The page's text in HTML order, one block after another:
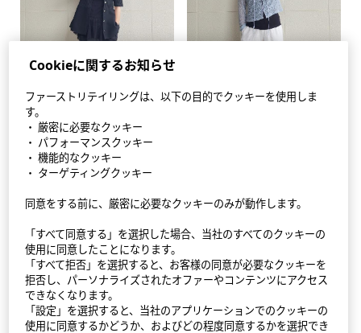
StyleHint アプリ
利用規約
プライバシーポリシー（外部送信ポリシーを含む）
サイトマップ
Cookieに関するお知らせ
ファーストリテイリングは、以下の目的でクッキーを使用しま
す。
・ 厳密に必要なクッキー
・ パフォーマンスクッキー
・ 機能的なクッキー
・ ターゲティングクッキー
同意をする前に、厳密に必要なクッキーのみが動作します。
「すべて同意する」を選択した場合、当社のすべてのクッキーの
使用に同意したことになります。
「すべて拒否」を選択すると、お客様の同意が必要なクッキーを
拒否し、パーソナライズされたオファーやコンテンツにアクセス
できなくなります。
「設定」を選択すると、当社のアプリケーションでのクッキーの
使用に同意するかどうか、およびどの程度同意するかを選択でき